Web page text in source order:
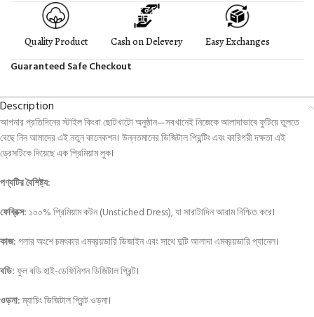
Quality Product Cash on Delevery Easy Exchanges
Guaranteed Safe Checkout
Description
আপনার প্রতিদিনের স্টাইল কিংবা ছোটখাটো অনুষ্ঠান—সবখানেই নিজেকে আলাদাভাবে ফুটিয়ে তুলতে
বেছে নিন আমাদের এই নতুন কালেকশন। উন্নতমানের ডিজিটাল প্রিন্টিং এবং কারিগরী দক্ষতা এই
ড্রেসটিকে দিয়েছে এক প্রিমিয়াম লুক।
পণ্যটির বৈশিষ্ট্য:
ফেব্রিক্স: ১০০% প্রিমিয়াম কটন (Unstiched Dress), যা সারাটাদিন আরাম নিশ্চিত করে।
কাজ:গলার অংশে চমৎকার এমব্রয়ডারি ডিজাইন এবং সাথে দুটি আলাদা এমব্রয়ডারি প্যানেল।
বডি:ফুল বডি হাই-ডেফিনিশন ডিজিটাল প্রিন্ট।
ওড়না:ম্যাচিং ডিজিটাল প্রিন্ট ওড়না।